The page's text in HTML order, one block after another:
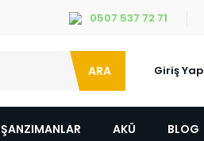
0507 537 72 71
ARA Giriş Yap
ŞANZIMANLAR AKÜ
BLOG